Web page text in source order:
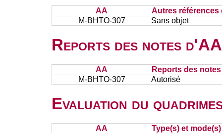
AA
Autres références
M-BHTO-307
Sans objet
Reports des notes
AA
Reports des
M-BHTO-307
Autorisé
Evaluation du
AA
Type(s) et